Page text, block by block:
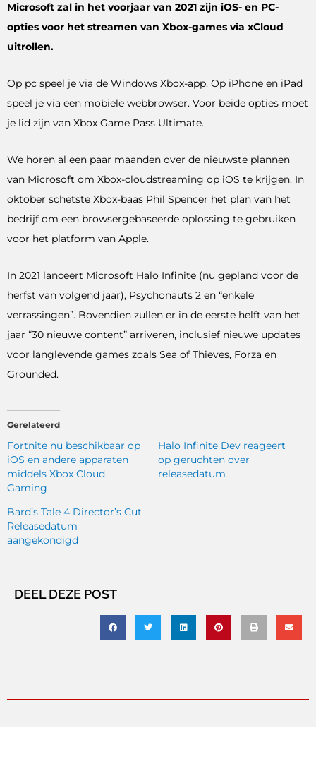
Microsoft zal in het voorjaar van 2021 zijn iOS- en PC-
opties voor het streamen van Xbox-games via xCloud
uitrollen.
Op pc speel je via de Windows Xbox-app. Op iPhone en iPad
speel je via een mobiele webbrowser. Voor beide opties moet
je lid zijn van Xbox Game Pass Ultimate.
We horen al een paar maanden over de nieuwste plannen
van Microsoft om Xbox-cloudstreaming op iOS te krijgen. In
oktober schetste Xbox-baas Phil Spencer het plan van het
bedrijf om een ​​browsergebaseerde oplossing te gebruiken
voor het platform van Apple.
In 2021 lanceert Microsoft Halo Infinite (nu gepland voor de
herfst van volgend jaar), Psychonauts 2 en “enkele
verrassingen”. Bovendien zullen er in de eerste helft van het
jaar “30 nieuwe content” arriveren, inclusief nieuwe updates
voor langlevende games zoals Sea of ​​Thieves, Forza en
Grounded.
Gerelateerd
Fortnite nu beschikbaar op
iOS en andere apparaten
middels Xbox Cloud
Gaming
Halo Infinite Dev reageert
op geruchten over
releasedatum
Bard’s Tale 4 Director’s Cut
Releasedatum
aangekondigd
DEEL DEZE POST